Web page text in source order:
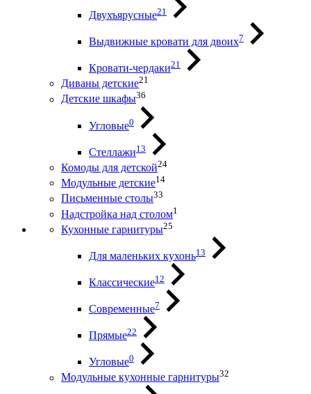
Двухъярусные21
Выдвижные кровати для двоих7
Кровати-чердаки21
Диваны детские21
Детские шкафы36
Угловые0
Стеллажи13
Комоды для детской24
Модульные детские14
Письменные столы33
Надстройка над столом1
Кухонные гарнитуры25
Для маленьких кухонь13
Классические12
Современные7
Прямые22
Угловые0
Модульные кухонные гарнитуры32